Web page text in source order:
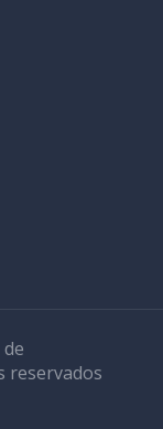
reservados